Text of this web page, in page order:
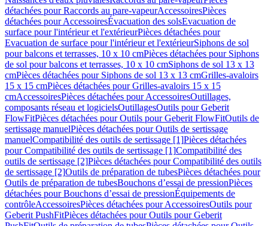
détachées pour Raccords au pare-vapeurAccessoiresPièces
détachées pour AccessoiresÉvacuation des solsEvacuation de
surface pour l'intérieur et l'extérieurPièces détachées pour
Evacuation de surface pour l'intérieur et l'extérieurSiphons de sol
pour balcons et terrasses, 10 x 10 cmPièces détachées pour Siphons
de sol pour balcons et terrasses, 10 x 10 cmSiphons de sol 13 x 13
cmPièces détachées pour Siphons de sol 13 x 13 cmGrilles-avaloirs
15 x 15 cmPièces détachées pour Grilles-avaloirs 15 x 15
cmAccessoiresPièces détachées pour AccessoiresOutillages,
composants réseau et logicielsOutillagesOutils pour Geberit
FlowFitPièces détachées pour Outils pour Geberit FlowFitOutils de
sertissage manuelPièces détachées pour Outils de sertissage
manuelCompatibilité des outils de sertissage [1]Pièces détachées
pour Compatibilité des outils de sertissage [1]Compatibilité des
outils de sertissage [2]Pièces détachées pour Compatibilité des outils
de sertissage [2]Outils de préparation de tubesPièces détachées pour
Outils de préparation de tubesBouchons d’essai de pressionPièces
détachées pour Bouchons d’essai de pressionÉquipements de
contrôleAccessoiresPièces détachées pour AccessoiresOutils pour
Geberit PushFitPièces détachées pour Outils pour Geberit